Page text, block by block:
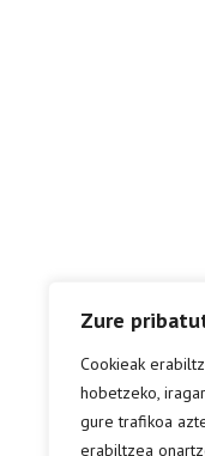
Zure
Cookieak
hobetzeko,
gure trafikoa
erabiltzea